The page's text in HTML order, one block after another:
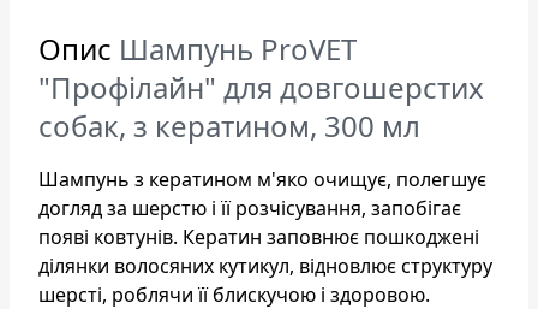
Опис Шампунь ProVET
"Профілайн" для довгошерстих
собак, з кератином, 300 мл
Шампунь з кератином м'яко очищує, полегшує
догляд за шерстю і її розчісування, запобігає
появі ковтунів. Кератин заповнює пошкоджені
ділянки волосяних кутикул, відновлює структуру
шерсті, роблячи її блискучою і здоровою.